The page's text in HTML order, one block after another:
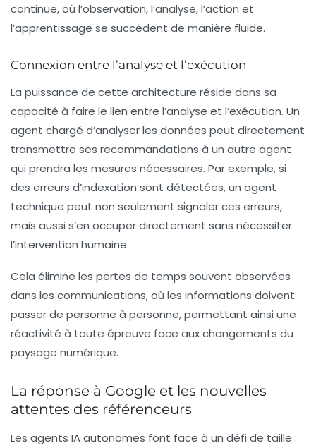
continue, où l’observation, l’analyse, l’action et
l’apprentissage se succèdent de manière fluide.
Connexion entre l’analyse et l’exécution
La puissance de cette architecture réside dans sa
capacité à faire le lien entre l’analyse et l’exécution. Un
agent chargé d’analyser les données peut directement
transmettre ses recommandations à un autre agent
qui prendra les mesures nécessaires. Par exemple, si
des erreurs d’indexation sont détectées, un agent
technique peut non seulement signaler ces erreurs,
mais aussi s’en occuper directement sans nécessiter
l’intervention humaine.
Cela élimine les pertes de temps souvent observées
dans les communications, où les informations doivent
passer de personne à personne, permettant ainsi une
réactivité à toute épreuve face aux changements du
paysage numérique.
La réponse à Google et les nouvelles
attentes des référenceurs
Les agents IA autonomes font face à un défi de taille :